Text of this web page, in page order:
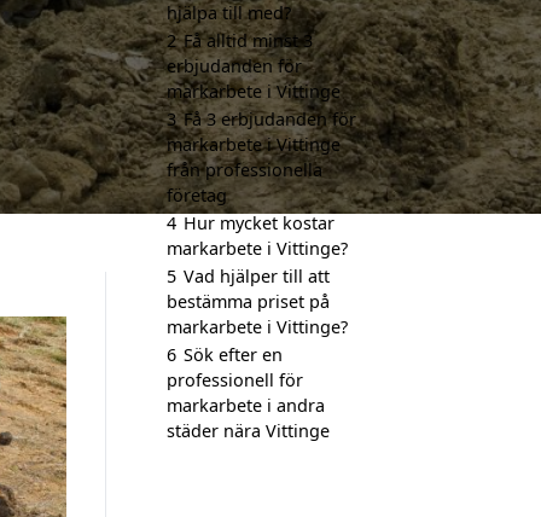
hjälpa till med?
2 Få alltid minst 3
erbjudanden för
markarbete i Vittinge
3 Få 3 erbjudanden för
markarbete i Vittinge
från professionella
företag
4 Hur mycket kostar
markarbete i Vittinge?
5 Vad hjälper till att
bestämma priset på
markarbete i Vittinge?
6 Sök efter en
professionell för
markarbete i andra
städer nära Vittinge